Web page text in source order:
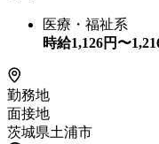
医療・福祉系
時給1,126円〜
勤務地
面接地
茨城県土浦市